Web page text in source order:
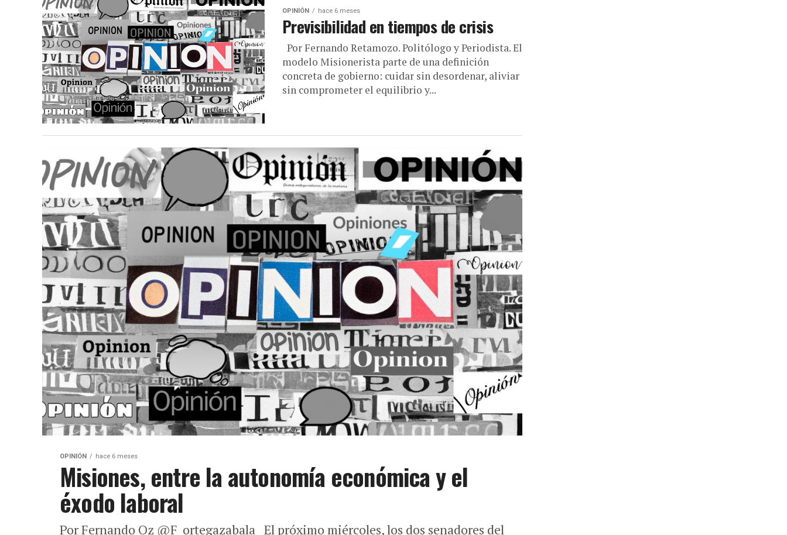
OPINIÓN hace 6 meses
Previsibilidad en tiempos de crisis
Por Fernando Retamozo. Politólogo y Periodista. El
modelo Misionerista parte de una definición
concreta de gobierno: cuidar sin desordenar, aliviar
sin comprometer el equilibrio y...
OPINIÓN hace 6 meses
Misiones, entre la autonomía económica y el
éxodo laboral
Por Fernando Oz @F_ortegazabala El próximo miércoles, los dos senadores del